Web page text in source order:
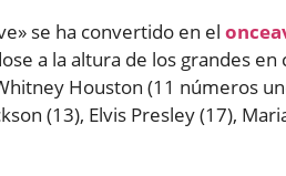
se ha convertido en el
a la altura de los grandes en
Houston (11 números
(13), Elvis Presley (17),